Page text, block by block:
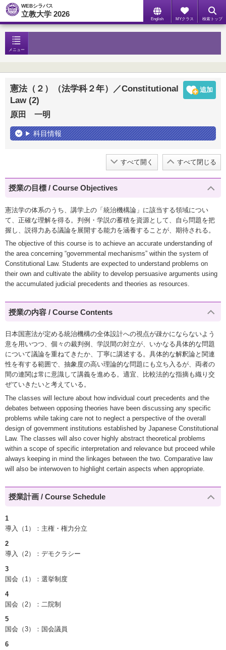
WEBシラバス
立教大学 2026
English MYクラス 検索トップ
メニュー
憲法（２）（法学科２年）／Constitutional
Law (2)
原田 一明
科目情報
すべて開く すべて閉じる
授業の目標 / Course Objectives
憲法学の体系のうち、講学上の「統治機構論」に該当する領域につい
て、正確な理解を得る。判例・学説の蓄積を資源として、自ら問題を把
握し、説得力ある議論を展開する能力を涵養することが、期待される。
The objective of this course is to achieve an accurate understanding of
the area concerning “governmental mechanisms” within the system of
Constitutional Law. Students are expected to understand problems on
their own and cultivate the ability to develop persuasive arguments using
the accumulated judicial precedents and theories as resources.
授業の内容 / Course Contents
日本国憲法が定める統治機構の全体設計への視点が疎かにならないよう
意を用いつつ、個々の裁判例、学説間の対立が、いかなる具体的な問題
について議論を重ねてきたか、丁寧に講述する。具体的な解釈論と関連
性を有する範囲で、抽象度の高い理論的な問題にも立ち入るが、両者の
間の連関は常に意識して講義を進める。適宜、比較法的な指摘も織り交
ぜていきたいと考えている。
The classes will lecture about how individual court precedents and the
debates between opposing theories have been discussing any specific
problems while taking care not to neglect a perspective of the overall
design of government institutions established by Japanese Constitutional
Law. The classes will also cover highly abstract theoretical problems
within a scope of specific interpretation and relevance but proceed while
always keeping in mind the linkages between the two. Comparative law
will also be interwoven to highlight certain aspects when appropriate.
授業計画 / Course Schedule
1
導入（1）：主権・権力分立
2
導入（2）：デモクラシー
3
国会（1）：選挙制度
4
国会（2）：二院制
5
国会（3）：国会議員
6